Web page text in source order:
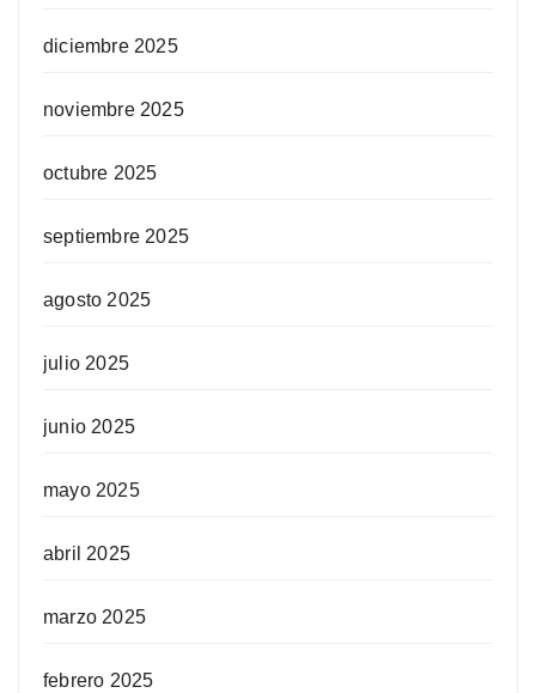
diciembre 2025
noviembre 2025
octubre 2025
septiembre 2025
agosto 2025
julio 2025
junio 2025
mayo 2025
abril 2025
marzo 2025
febrero 2025